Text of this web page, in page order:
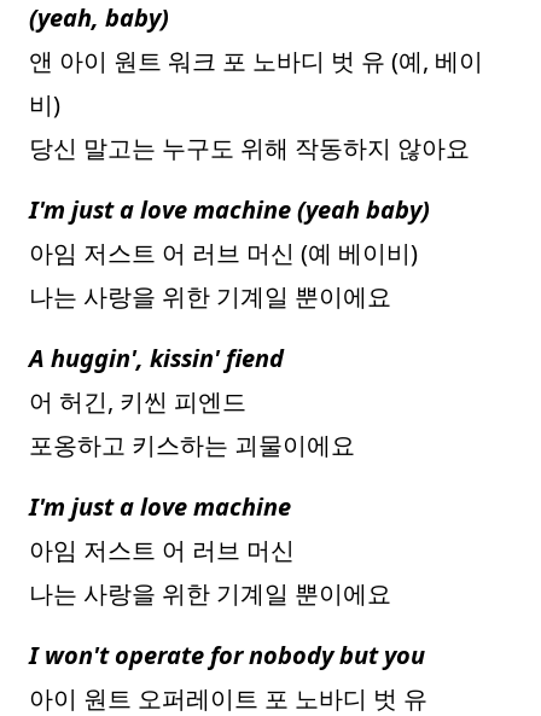
(yeah, baby)
앤 아이 원트 워크 포 노바디 벗 유 (예, 베이
비)
당신 말고는 누구도 위해 작동하지 않아요
I'm just a love machine (yeah baby)
아임 저스트 어 러브 머신 (예 베이비)
나는 사랑을 위한 기계일 뿐이에요
A huggin', kissin' fiend
어 허긴, 키씬 피엔드
포옹하고 키스하는 괴물이에요
I'm just a love machine
아임 저스트 어 러브 머신
나는 사랑을 위한 기계일 뿐이에요
I won't operate for nobody but you
아이 원트 오퍼레이트 포 노바디 벗 유